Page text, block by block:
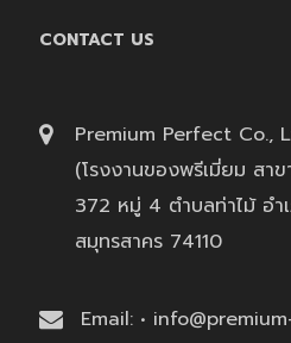
CONTACT US
Premium Perfect Co.,
(โรงงานของพรีเมี่ยม สาข
372 หมู่ 4 ตำบลท่าไม้ อำ
สมุทรสาคร 74110
Email: •